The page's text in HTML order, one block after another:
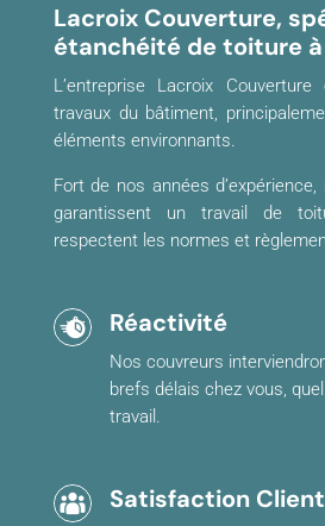
Lacroix Couverture,
étanchéité de toiture à
L’entreprise Lacroix
travaux du bâtiment,
éléments environnants.
Fort de nos années
garantissent un travail de
respectent les normes et
Réactivité
Nos couvreurs
brefs délais chez vous,
travail.
Satisfaction Client